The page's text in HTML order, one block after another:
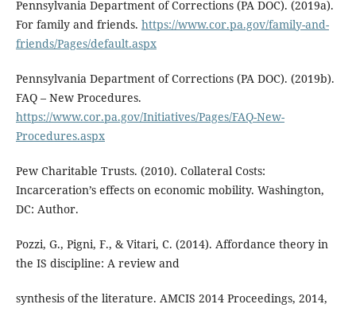
Pennsylvania Department of Corrections (PA DOC). (2019a).
For family and friends. https://www.cor.pa.gov/family-and-
friends/Pages/default.aspx
Pennsylvania Department of Corrections (PA DOC). (2019b).
FAQ – New Procedures.
https://www.cor.pa.gov/Initiatives/Pages/FAQ-New-
Procedures.aspx
Pew Charitable Trusts. (2010). Collateral Costs:
Incarceration’s effects on economic mobility. Washington,
DC: Author.
Pozzi, G., Pigni, F., & Vitari, C. (2014). Affordance theory in
the IS discipline: A review and
synthesis of the literature. AMCIS 2014 Proceedings, 2014,